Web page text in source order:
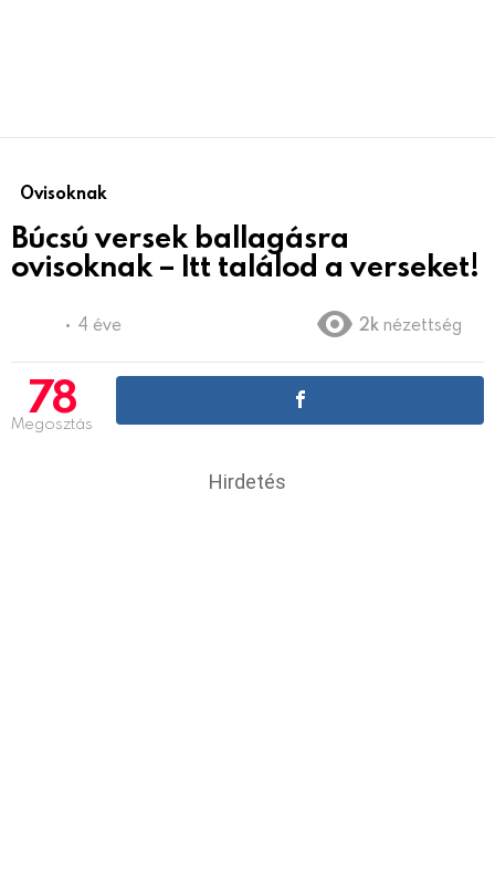
Ovisoknak
Búcsú versek ballagásra
ovisoknak – Itt találod a verseket!
4 éve 2k nézettség
78
Megosztás
Hirdetés